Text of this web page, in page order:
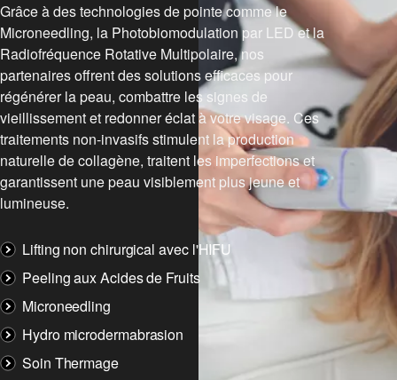
Grâce à des technologies de pointe comme le
Microneedling, la Photobiomodulation par LED et la
Radiofréquence Rotative Multipolaire, nos
partenaires offrent des solutions efficaces pour
régénérer la peau, combattre les signes de
vieillissement et redonner éclat à votre visage. Ces
traitements non-invasifs stimulent la production
naturelle de collagène, traitent les imperfections et
garantissent une peau visiblement plus jeune et
lumineuse.
Lifting non chirurgical avec l'HIFU
Peeling aux Acides de Fruits
Microneedling
Hydro microdermabrasion
Soin Thermage